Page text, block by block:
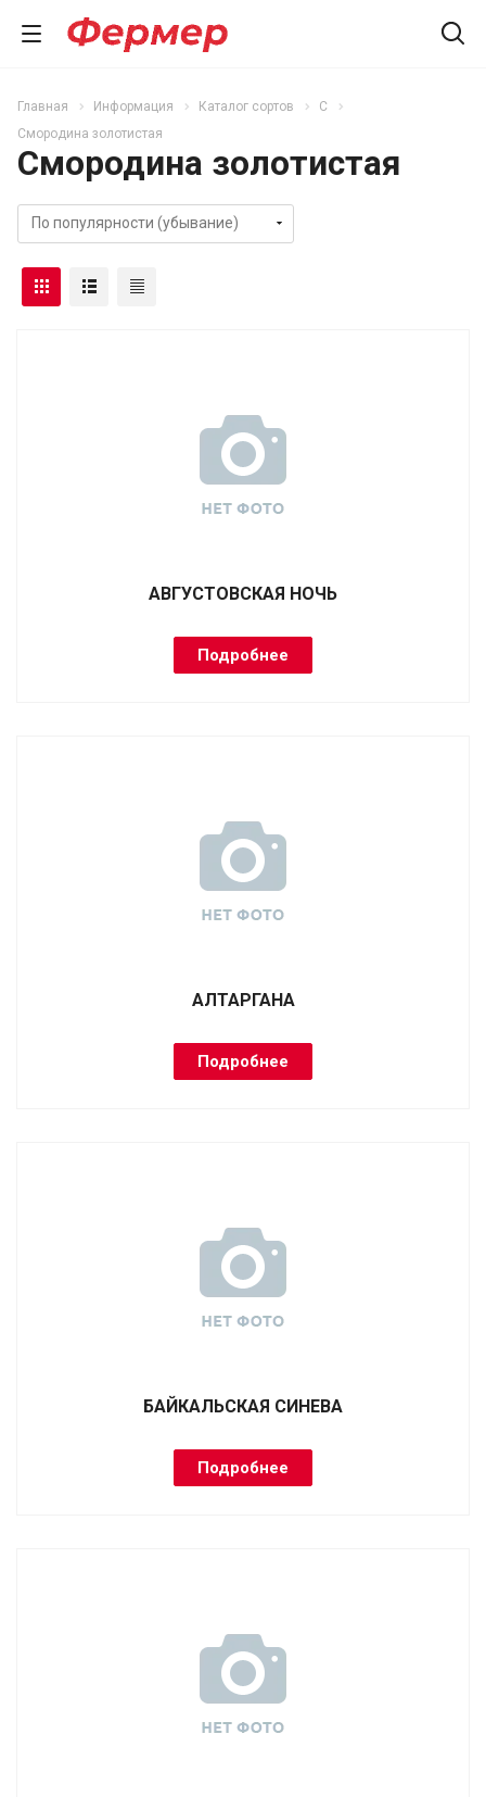
Главная Информация Каталог сортов
С
Смородина золотистая
Смородина золотистая
АВГУСТОВСКАЯ НОЧЬ
Подробнее
АЛТАРГАНА
Подробнее
БАЙКАЛЬСКАЯ СИНЕВА
Подробнее